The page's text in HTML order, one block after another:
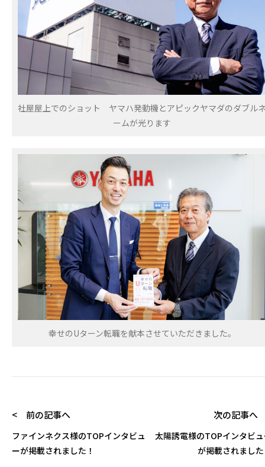
社屋屋上でのショット ヤマハ発動機とアピックヤマダのダブル
ームが光ります
幸せのUターン転職を献本させていただきました。
< 前の記事へ
ファインネクス様のTOPインタビュ
ーが掲載されました！
次の記事
太陽誘電様のTOPインタビ
が掲載されまし